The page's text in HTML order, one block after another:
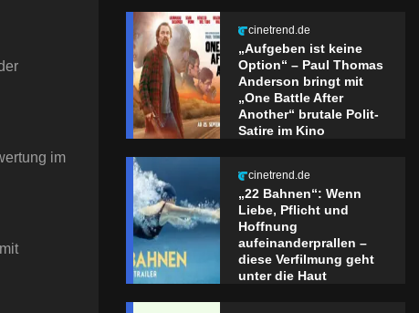
im
cinetrend.de
„Aufgeben ist keine
Option“ – Paul Thomas
Anderson bringt mit
„One Battle After
Another“ brutale Polit-
Satire im Kino
cinetrend.de
„22 Bahnen“: Wenn
Liebe, Pflicht und
Hoffnung
aufeinanderprallen –
diese Verfilmung geht
unter die Haut